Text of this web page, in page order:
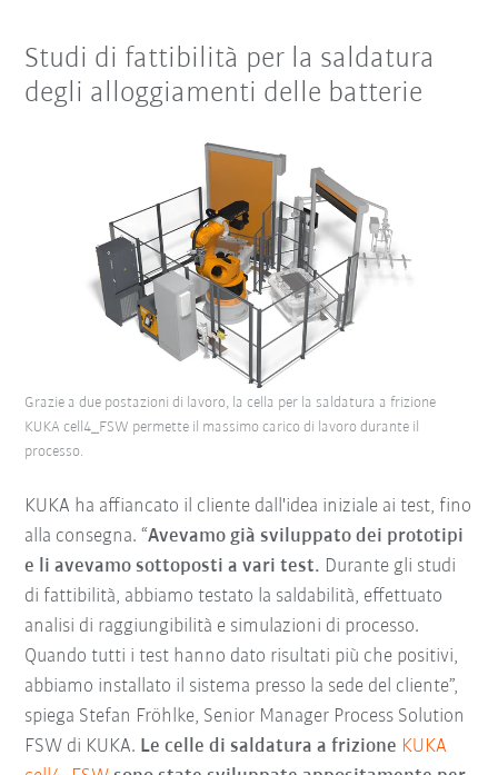
Studi di fattibilità per la saldatura
degli alloggiamenti delle batterie
KUKA ha affiancato il cliente dall'idea iniziale ai test, fino
alla consegna. “Avevamo già sviluppato dei prototipi
e li avevamo sottoposti a vari test. Durante gli studi
di fattibilità, abbiamo testato la saldabilità, effettuato
analisi di raggiungibilità e simulazioni di processo.
Quando tutti i test hanno dato risultati più che positivi,
abbiamo installato il sistema presso la sede del cliente”,
spiega Stefan Fröhlke, Senior Manager Process Solution
FSW di KUKA. Le celle di saldatura a frizione KUKA
Grazie a due postazioni di lavoro, la cella per la saldatura a frizione
KUKA cell4_FSW permette il massimo carico di lavoro durante il
processo.